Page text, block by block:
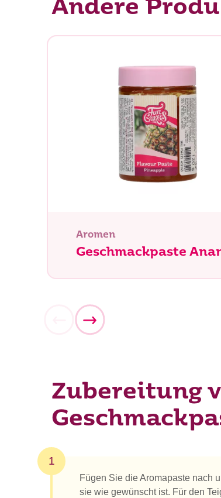
Andere
Aromen
Geschmackpaste
Zubereitung
1
Fügen Sie die Aromapaste nach
sie wie gewünscht ist. Für den